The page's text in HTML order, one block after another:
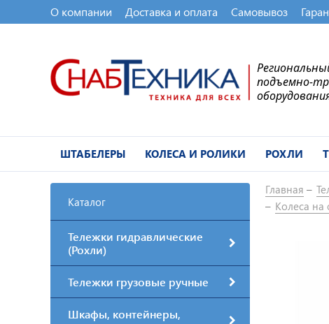
О компании Доставка и оплата Самовывоз
подъемно-
ШТАБЕЛЕРЫ КОЛЕСА И РОЛИКИ РОХЛИ
Каталог
Тележки гидравлические
(Рохли)
Тележки грузовые ручные
Шкафы, контейнеры,
Главная
Колеса